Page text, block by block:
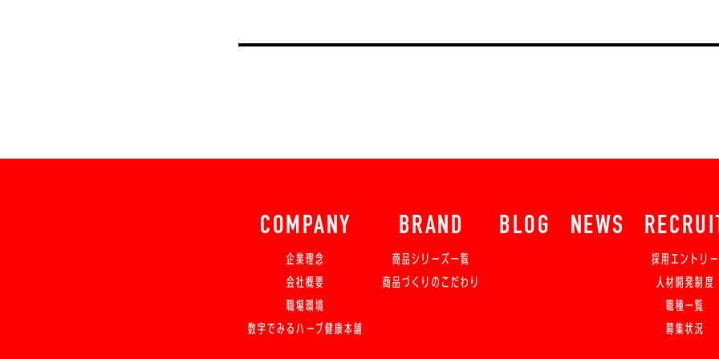
COMPANY
企業理念
会社概要
職場環境
数字でみるハーブ健康本舗
BRAND
商品シリーズ一覧
商品づくりのこだわり
BLOG NEWS
採用エントリー
人材開発制度
職種一覧
募集状況